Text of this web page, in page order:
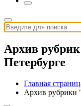
Искать:
Архив
Петербурге
Главная
Архив рубрики